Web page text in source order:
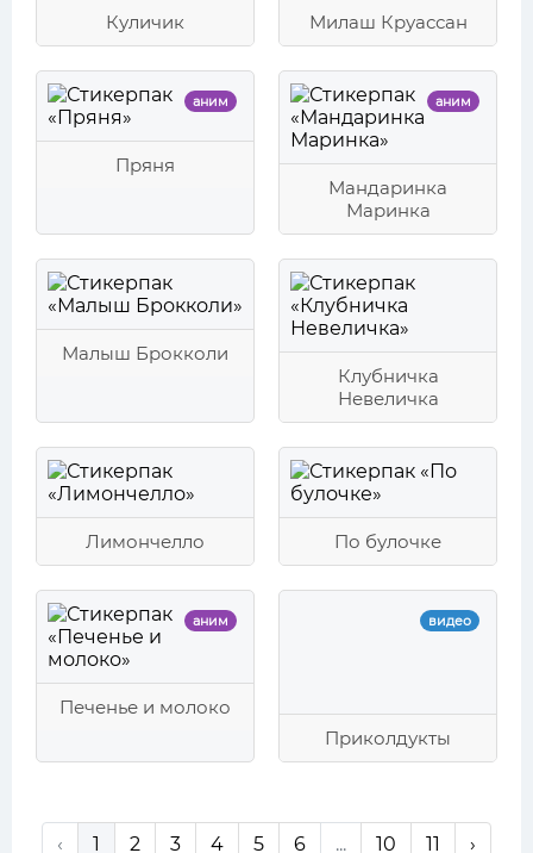
Куличик Милаш Круассан
аним
Пряня
аним
Мандаринка
Маринка
Малыш Брокколи
Клубничка
Невеличка
Лимончелло По булочке
аним
Печенье и молоко
видео
Приколдукты
‹ 1 2 3 4 5 6 ... 10 11 ›